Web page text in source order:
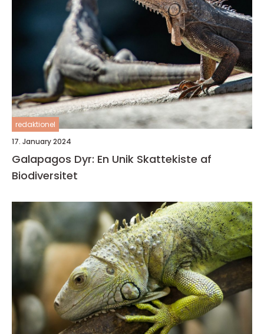
redaktionel
17. January 2024
Galapagos Dyr: En Unik Skattekiste af
Biodiversitet